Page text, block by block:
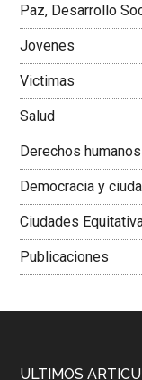
Paz, Desarrollo
Jovenes
Victimas
Salud
Derechos humanos
Democracia y
Ciudades
Publicaciones
ULTIMOS